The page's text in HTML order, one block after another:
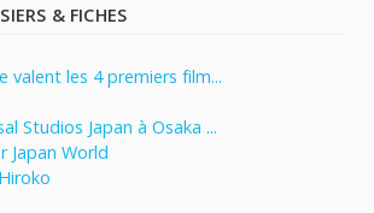
& FICHES
valent les 4 premiers film...
Studios Japan à Osaka ...
Japan World